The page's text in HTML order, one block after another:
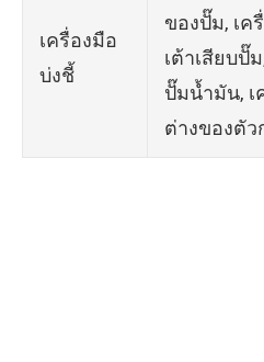
เครื่องมือ
บ่งชี้
ของปั๊ม, เค
เต้าเสียบปั๊
ปั๊มน้ำมัน,
ต่างของตัว